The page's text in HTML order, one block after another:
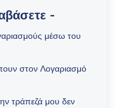
-
μέσω του
στον Λογαριασμό
τράπεζά μου δεν